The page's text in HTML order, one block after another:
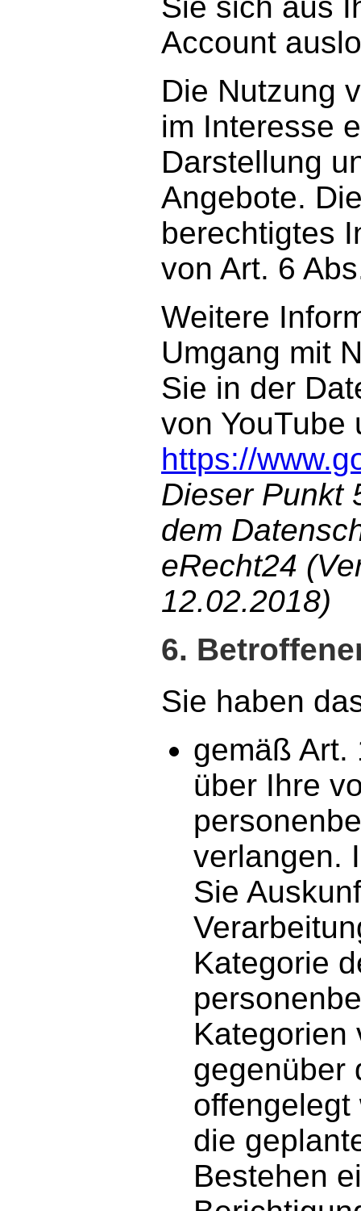
Account
Die Nutzung
im Interesse
Darstellung
Angebote.
berechtigtes
von Art. 6
Weitere
Umgang mit
Sie in der
von YouTube
https://
Dieser Punkt
dem
eRecht24
12.02.2018)
6.
Sie haben
gemäß Art.
über Ihre
verlangen.
Sie
Kategorie
Kategorien
gegenüber
die
Bestehen